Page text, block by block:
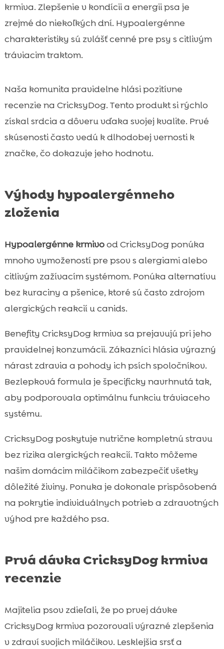
krmiva. Zlepšenie v kondícii a energii psa je
zrejmé do niekoľkých dní. Hypoalergénne
charakteristiky sú zvlášť cenné pre psy s citlivým
tráviacim traktom.
Naša komunita pravidelne hlási pozitívne
recenzie na CricksyDog. Tento produkt si rýchlo
získal srdcia a dôveru vďaka svojej kvalite. Prvé
skúsenosti často vedú k dlhodobej vernosti k
značke, čo dokazuje jeho hodnotu.
Výhody hypoalergénneho
zloženia
Hypoalergénne krmivood CricksyDog ponúka
mnoho vymožeností pre psov s alergiami alebo
citlivým zažívacím systémom. Ponúka alternatívu
bez kuraciny a pšenice, ktoré sú často zdrojom
alergických reakcií u canids.
Benefity CricksyDog krmiva sa prejavujú pri jeho
pravidelnej konzumácii. Zákazníci hlásia výrazný
nárast zdravia a pohody ich psích spoločníkov.
Bezlepková formula je špecificky navrhnutá tak,
aby podporovala optimálnu funkciu tráviaceho
systému.
CricksyDog poskytuje nutrične kompletnú stravu
bez rizika alergických reakcií. Takto môžeme
našim domácim miláčikom zabezpečiť všetky
dôležité živiny. Ponuka je dokonale prispôsobená
na pokrytie individuálnych potrieb a zdravotných
výhod pre každého psa.
Prvá dávka CricksyDog krmiva
recenzie
Majitelia psov zdieľali, že po prvej dávke
CricksyDog krmiva pozorovali výrazné zlepšenia
v zdraví svojich miláčikov. Lesklejšia srsť a